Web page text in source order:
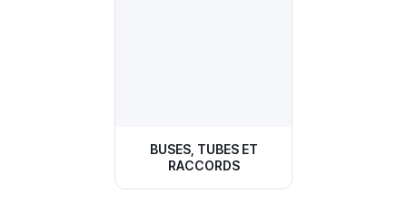
BUSES, TUBES ET
RACCORDS